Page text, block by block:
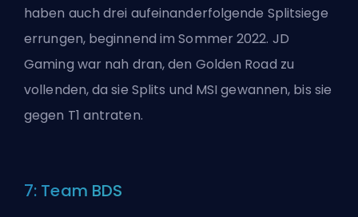
haben auch drei aufeinanderfolgende Splitsiege
errungen, beginnend im Sommer 2022. JD
Gaming war nah dran, den Golden Road zu
vollenden, da sie Splits und MSI gewannen, bis sie
gegen T1 antraten.
7: Team BDS